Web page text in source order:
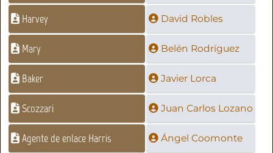
Harvey David Robles
Mary Belén Rodríguez
Baker Javier Lorca
Scozzari Juan Carlos Lozano
Agente de enlace Harris Ángel Coomonte